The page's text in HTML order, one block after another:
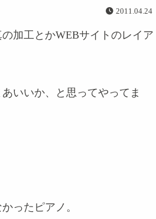
2011.04.24
加工とかWEBサイトのレイア
いいか、と思ってやってま
ったピアノ。